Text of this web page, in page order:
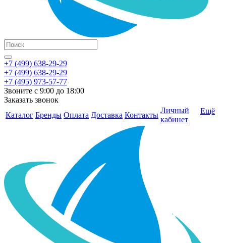
+7 (499) 638-29-29
+7 (499) 638-29-29
+7 (495) 973-57-77
Звоните с 9:00 до 18:00
Заказать звонок
Каталог Бренды Оплата Доставка Контакты
Личный
кабинет
Ещё